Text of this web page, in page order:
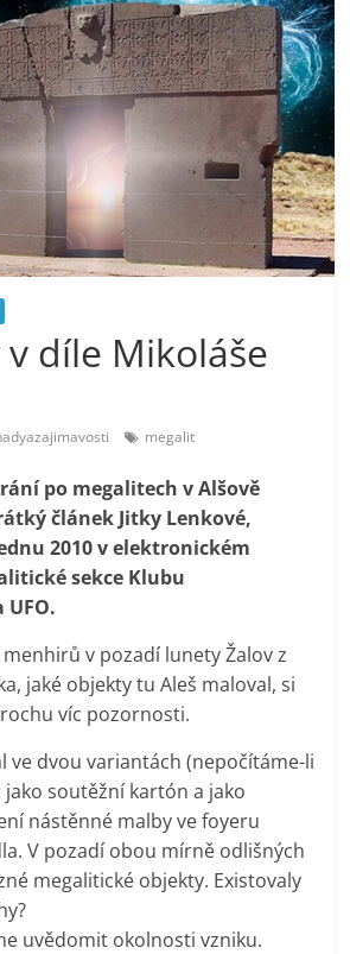
díle Mikoláše
megalit
po megalitech v Alšově
článek Jitky Lenkové,
2010 v elektronickém
sekce Klubu
v pozadí lunety Žalov z
jaké objekty tu Aleš maloval, si
víc pozornosti.
ve dvou variantách (nepočítáme-li
soutěžní kartón a jako
nástěnné malby ve foyeru
V pozadí obou mírně odlišných
megalitické objekty. Existovaly
uvědomit okolnosti vzniku.